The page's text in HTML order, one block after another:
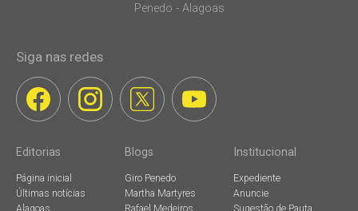
Penedo - Alagoas
Siga nas redes
Editorias
Página inicial
Últimas notícias
Blogs
Giro Penedo
Martha Martyres
Institucional
Expediente
Anuncie